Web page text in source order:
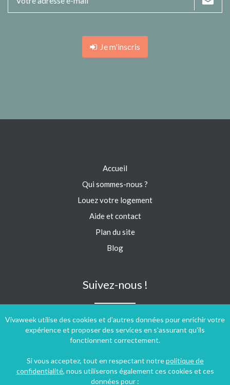
Je m'inscris
Vivaweek utilise des cookies et d'autres données pour enrichir votre
expérience et proposer des services en s'assurant qu'ils
fonctionnent correctement.
Si vous acceptez, tout en respectant notrepolitique de
confidentialité, nous utiliserons également ces cookies et ces
données pour :
Accueil
Qui sommes-nous ?
Louez votre logement
Aide et contact
Plan du site
Blog
Suivez-nous !